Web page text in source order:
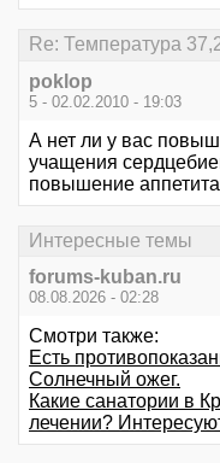
Re: Температура
poklop
5 - 02.02.2010 - 19:03
А нет ли у вас
учащения
повышение
Интересные темы
forums-kuban.ru
08.08.2026 - 02:28
Смотри также:
Есть
Солнечный ожег.
Какие санатории в
лечении?